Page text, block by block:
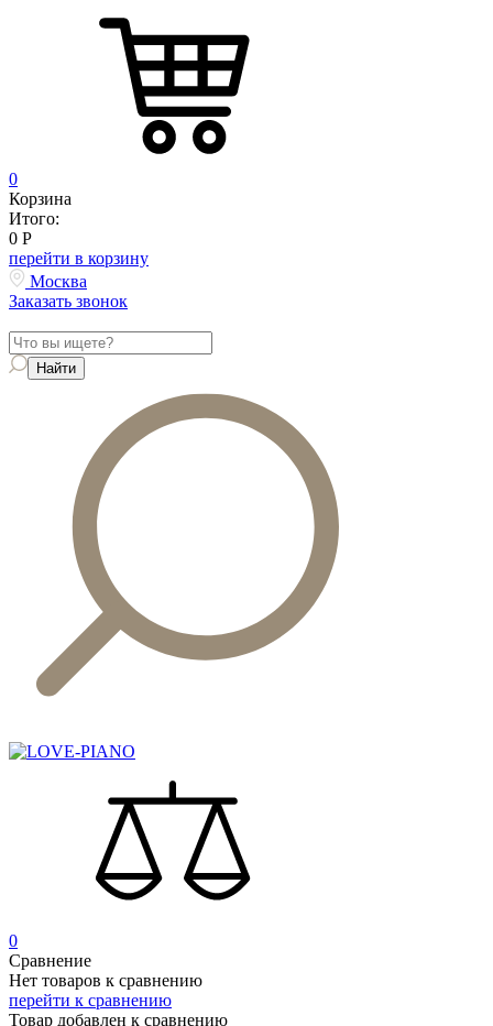
0
Корзина
Итого:
0 Р
перейти в корзину
Москва
Заказать звонок
0
Сравнение
Нет товаров к сравнению
перейти к сравнению
Товар добавлен к сравнению